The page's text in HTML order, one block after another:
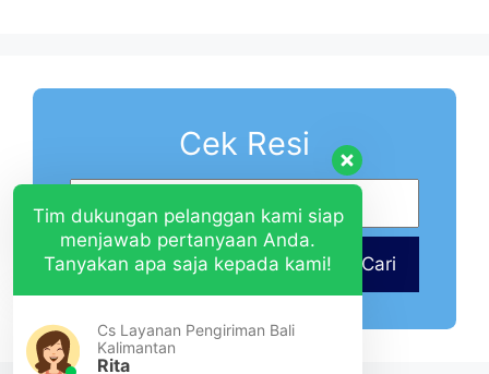
Cek Resi
Cari
Tim dukungan pelanggan kami siap
menjawab pertanyaan Anda.
Tanyakan apa saja kepada kami!
Cs Layanan Pengiriman Bali
Kalimantan
Rita